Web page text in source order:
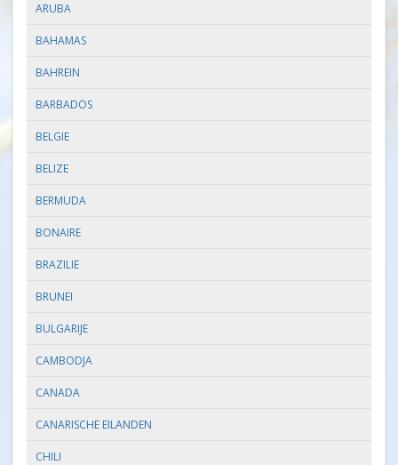
ARUBA
BAHAMAS
BAHREIN
BARBADOS
BELGIE
BELIZE
BERMUDA
BONAIRE
BRAZILIE
BRUNEI
BULGARIJE
CAMBODJA
CANADA
CANARISCHE EILANDEN
CHILI